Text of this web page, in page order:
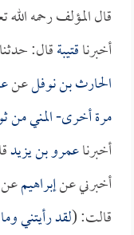
قال المؤلف رحمه
أخبرناقتيبةقال: حدثنا
الحارث بن نوفلعن
مرة أخرى- المني من
أخبرناعمرو بن يزيد
أخبرني عنإبراهيم
قالت: (لقد رأيتني